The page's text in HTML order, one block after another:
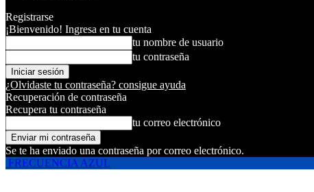
Registrarse
¡Bienvenido! Ingresa en tu cuenta
tu nombre de usuario
tu contraseña
¿Olvidaste tu contraseña? consigue ayuda
Recuperación de contraseña
Recupera tu contraseña
tu correo electrónico
Se te ha enviado una contraseña por correo electrónico.
FRECUENCIA AZUL